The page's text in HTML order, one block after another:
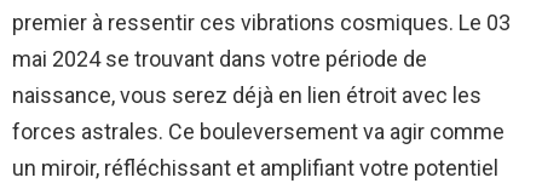
premier à ressentir ces vibrations cosmiques. Le 03
mai 2024 se trouvant dans votre période de
naissance, vous serez déjà en lien étroit avec les
forces astrales. Ce bouleversement va agir comme
un miroir, réfléchissant et amplifiant votre potentiel